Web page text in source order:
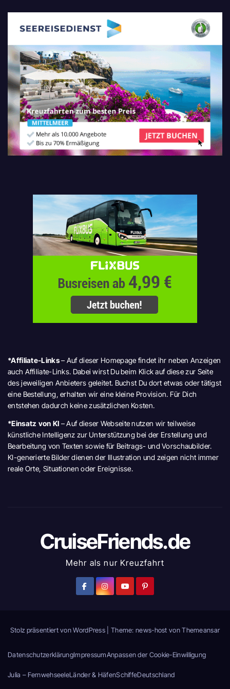
*Affiliate-Links– Auf dieser Homepage findet ihr neben Anzeigen
auch Affiliate-Links. Dabei wirst Du beim Klick auf diese zur Seite
des jeweiligen Anbieters geleitet. Buchst Du dort etwas oder tätigst
eine Bestellung, erhalten wir eine kleine Provision. Für Dich
entstehen dadurch keine zusätzlichen Kosten.
*Einsatz von KI – Auf dieser Webseite nutzen wir teilweise
künstliche Intelligenz zur Unterstützung bei der Erstellung und
Bearbeitung von Texten sowie für Beitrags- und Vorschaubilder.
KI-generierte Bilder dienen der Illustration und zeigen nicht immer
reale Orte, Situationen oder Ereignisse.
CruiseFriends.de
Mehr als nur Kreuzfahrt
Stolz präsentiert von WordPress Theme: news-host vonThemeansar
DatenschutzerklärungImpressumAnpassen der Cookie-Einwilligung
Julia – FernwehseeleLänder & HäfenSchiffeDeutschland